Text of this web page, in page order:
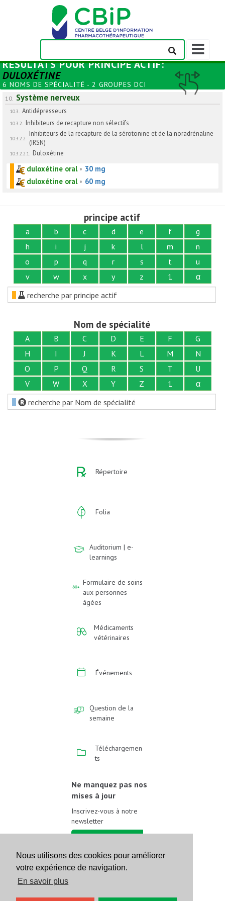
Nous utilisons des cookies pour améliorer
votre expérience de navigation.
En savoir plus
Afficher/
la
de
navigation
RÉSULTATS POURPRINCIPE ACTIF:
DULOXÉTINE
6 NOMS DE SPÉCIALITÉ - 2 GROUPES DCI
10. Système nerveux
10.3. Antidépresseurs
10.3.2. Inhibiteurs de recapture non sélectifs
10.3.2.2.
Inhibiteurs de la recapture de la sérotonine et de la noradrénaline
(IRSN)
10.3.2.2.1. Duloxétine
duloxétine oral• 30 mg
duloxétine oral• 60 mg
principe actif
a b c d e f
g
h
i j k l m
n
o
p q r s t
u
v
w x y z 1
α
recherche par principe actif
Nom de spécialité
A B C D E F
G
H
I J K L M
N
O
P Q R S T
U
V
W X Y Z 1
α
recherche par Nom de spécialité
Répertoire
Folia
Auditorium | e-
learnings
Formulaire de soins
aux personnes
âgées
Médicaments
vétérinaires
Événements
Question de la
semaine
Téléchargemen
ts
Ne manquez pas nos
mises à jour
Inscrivez-vous à notre
newsletter
Suivez-nous sur les